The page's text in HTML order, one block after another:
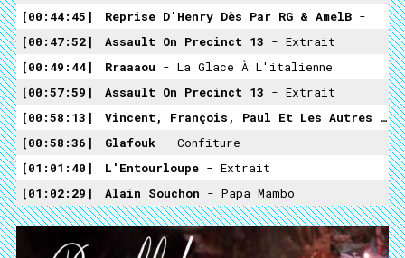
00:44:45
Reprise D'Henry Dès Par RG & AmelB -
00:47:52
Assault On Precinct 13 - Extrait
00:49:44
Rraaaou - La Glace À L'italienne
00:57:59
Assault On Precinct 13 - Extrait
00:58:13
Vincent, François, Paul Et Les Autres
00:58:36
Glafouk - Confiture
01:01:40
L'Entourloupe - Extrait
01:02:29
Alain Souchon - Papa Mambo